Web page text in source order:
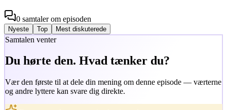
0 samtalerom episoden
Nyeste Top Mest diskuterede
Samtalen venter
Du hørte den. Hvad tænker du?
Vær den første til at dele din mening om denne episode — værterne
og andre lyttere kan svare dig direkte.